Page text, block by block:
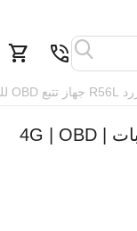
زرد R56L | جهاز تتبع GPS للمركبات | 4G | OBD
قائمة المفضلة